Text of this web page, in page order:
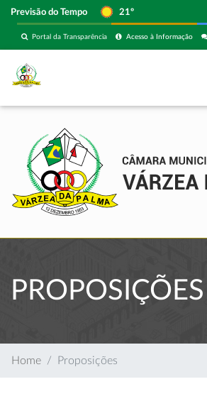
Previsão do Tempo 21º
Acesso à Informação
Portal da Transparência
PROPOSIÇÕES
Home Proposições